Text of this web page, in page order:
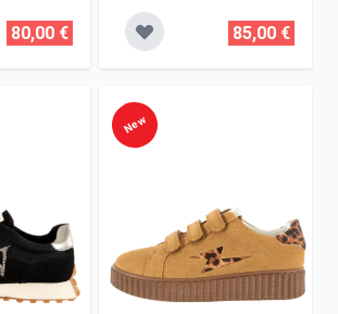
80,00 € 85,00 €
New